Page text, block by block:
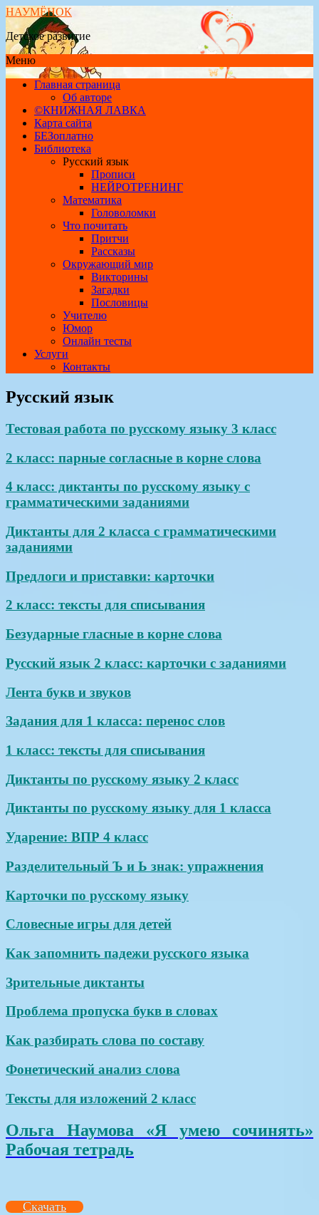
НАУМЁНОК
Детское развитие
Меню
Главная страница
Об авторе
©КНИЖНАЯ ЛАВКА
Карта сайта
БЕЗоплатно
Библиотека
Русский язык
Прописи
НЕЙРОТРЕНИНГ
Математика
Головоломки
Что почитать
Притчи
Рассказы
Окружающий мир
Викторины
Загадки
Пословицы
Учителю
Юмор
Онлайн тесты
Услуги
Контакты
Русский язык
Тестовая работа по русскому языку 3 класс
2 класс: парные согласные в корне слова
4 класс: диктанты по русскому языку с
грамматическими заданиями
Диктанты для 2 класса с грамматическими
заданиями
Предлоги и приставки: карточки
2 класс: тексты для списывания
Безударные гласные в корне слова
Русский язык 2 класс: карточки с заданиями
Лента букв и звуков
Задания для 1 класса: перенос слов
1 класс: тексты для списывания
Диктанты по русскому языку 2 класс
Диктанты по русскому языку для 1 класса
Ударение: ВПР 4 класс
Разделительный Ъ и Ь знак: упражнения
Карточки по русскому языку
Словесные игры для детей
Как запомнить падежи русского языка
Зрительные диктанты
Проблема пропуска букв в словах
Как разбирать слова по составу
Фонетический анализ слова
Тексты для изложений 2 класс
Ольга Наумова «Я умею сочинять»
Рабочая тетрадь
Скачать